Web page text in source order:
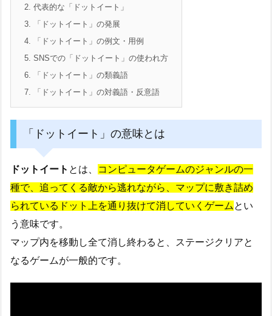
2. 代表的な「ドットイート」
3. 「ドットイート」の発展
4. 「ドットイート」の例文・用例
5. SNSでの「ドットイート」の使われ方
6. 「ドットイート」の類義語
7. 「ドットイート」の対義語・反意語
「ドットイート」の意味とは
ドットイート とは、
コンピュータゲームのジャンルの一
種で、追ってくる敵から逃れながら、マップに敷き詰め
られているドット上を通り抜けて消していくゲーム とい
う意味です。
マップ内を移動し全て消し終わると、ステージクリアと
なるゲームが一般的です。